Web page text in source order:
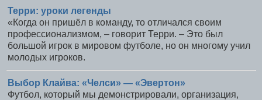
Терри: уроки легенды
«Когда он пришёл в команду, то отличался своим
профессионализмом, – говорит Терри. – Это был
большой игрок в мировом футболе, но он многому учил
молодых игроков.
Выбор Клайва: «Челси» — «Эвертон»
Футбол, который мы демонстрировали, организация,